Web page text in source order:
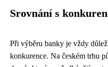
Srovnání s
Při výběru banky je vždy
konkurence. Na českém trhu